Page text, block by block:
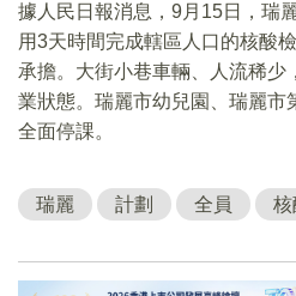
據人民日報消息，9月15日，瑞
用3天時間完成轄區人口的核酸
承擔。大街小巷車輛、人流稀少
業狀態。瑞麗市幼兒園、瑞麗市
全面停課。
瑞麗 計劃 全員 核